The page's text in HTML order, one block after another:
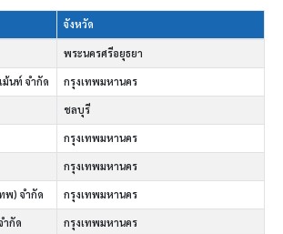
จังหวัด
พระนครศรีอยุธยา
ม้นท์ จำกัด กรุงเทพมหานคร
ชลบุรี
กรุงเทพมหานคร
กรุงเทพมหานคร
พ) จำกัด กรุงเทพมหานคร
ำกัด กรุงเทพมหานคร